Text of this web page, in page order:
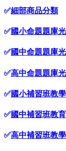
✅細部商品分類
✅國小命題題庫
✅國中命題題庫
✅高中命題題庫
✅國小補習班教
✅國中補習班教
✅高中補習班教